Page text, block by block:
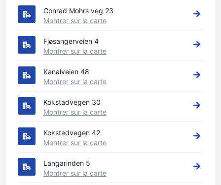
Conrad Mohrs veg 23
Montrer sur la carte
Fjøsangerveien 4
Montrer sur la carte
Kanalveien 48
Montrer sur la carte
Kokstadvegen 30
Montrer sur la carte
Kokstadvegen 42
Montrer sur la carte
Langarinden 5
Montrer sur la carte